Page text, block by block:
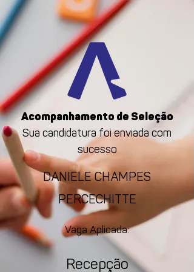
Acompanhamento de Seleção
Sua candidatura foi enviada com
sucesso
DANIELE CHAMPES
PERCECHITTE
Vaga Aplicada:
Recepção